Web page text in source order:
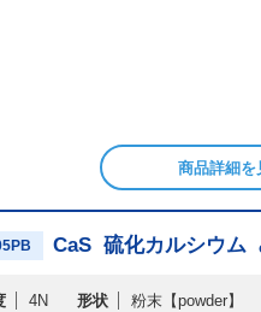
商品詳細を
CaS 硫化カルシウム
4N 形状 粉末 【powder】